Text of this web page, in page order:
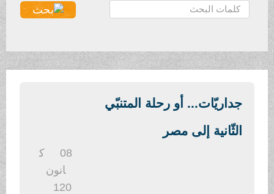
ح
ث
جداريّات... أو رحلة المتنبّي
الثّانية إلى مصر
انون
120